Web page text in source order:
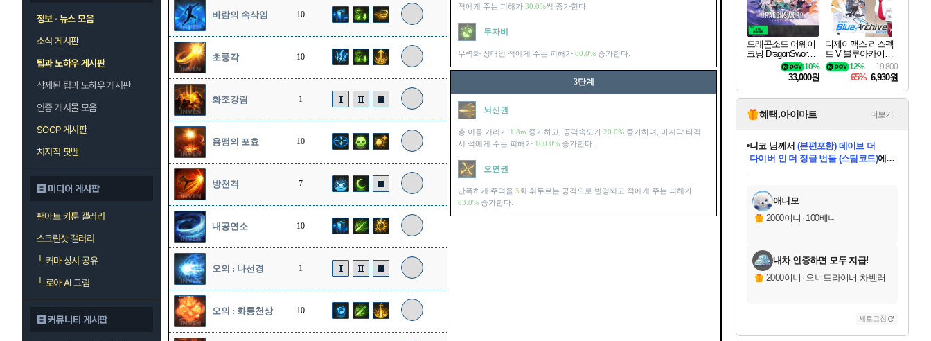
정보 · 뉴스 모음
소식 게시판
팁과 노하우 게시판
삭제된 팁과 노하우 게시판
인증 게시물 모음
SOOP 게시판
치지직 팟벤
미디어 게시판
팬아트 카툰 갤러리
스크린샷 갤러리
└커마 상시 공유
└로아 AI 그림
커뮤니티 게시판
바람의 속삭임 10
초풍각 10
화조강림 1
용맹의 포효 10
방천격 7
내공연소 10
오의 : 나선경 1
오의 : 화룡천상 10
적에게 주는 피해가 30.0%씩 증가한다.
무자비
무력화 상태인 적에게 주는 피해가 80.0% 증가한다.
3단계
뇌신권
총 이동 거리가 1.8m 증가하고, 공격속도가 20.0% 증가하며, 마지막 타격
시 적에게 주는 피해가 100.0% 증가한다.
오연권
난폭하게 주먹을 5회 휘두르는 공격으로 변경되고 적에게 주는 피해가
83.0% 증가한다.
드래곤소드 어웨이
크닝 DragonSword A
10%
33,000원
디제이맥스 리스펙
트 V 블루아카이브
팩 DJMAX RESPE
CT V Blue Archive P
ack DLC
19,800
12%
65% 6,930원
혜택.아이마트 더보기+
교환.
당첨되셨습니다.
니코님께서 (본편포함) 데이브 더
다이버 인 더 정글 번들 (스팀코드)에
당첨되셨습니다.
당첨되셨습니다.
당첨되셨습니다.
당첨되셨습니다.
당첨되셨습니다.
에디션 (스팀코드)
당첨되셨습니다.
애니모
2000이니 · 100베니
내차 인증하면 모두 지급!
2000이니 · 오너드라이버 차벤러
새로고침